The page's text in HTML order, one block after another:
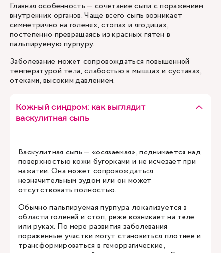
Главная особенность — сочетание сыпи с поражением
внутренних органов. Чаще всего сыпь возникает
симметрично на голенях, стопах и ягодицах,
постепенно превращаясь из красных пятен в
пальпируемую пурпуру.
Заболевание может сопровождаться повышенной
температурой тела, слабостью в мышцах и суставах,
отеками, высоким давлением.
Кожный синдром: как выглядит
васкулитная сыпь
Васкулитная сыпь — «осязаемая», поднимается над
поверхностью кожи бугорками и не исчезает при
нажатии. Она может сопровождаться
незначительным зудом или он может
отсутствовать полностью.
Обычно пальпируемая пурпура локализуется в
области голеней и стоп, реже возникает на теле
или руках. По мере развития заболевания
пораженные участки могут становиться плотнее и
трансформироваться в геморрагические,